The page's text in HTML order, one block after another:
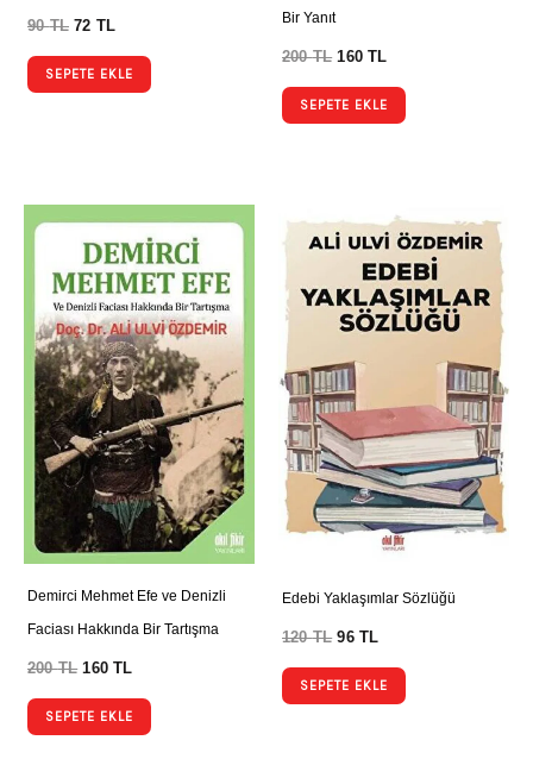
90TL 72 TL
SEPETE EKLE
Bir Yanıt
200TL 160TL
SEPETE EKLE
Demirci Mehmet Efe ve Denizli
Faciası Hakkında Bir Tartışma
200TL 160TL
SEPETE EKLE
Edebi Yaklaşımlar Sözlüğü
120TL 96TL
SEPETE EKLE